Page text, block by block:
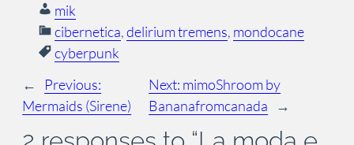
mik
cibernetica, delirium tremens, mondocane
cyberpunk
←
Previous:
Mermaids (Sirene)
Next: mimoShroom by
Bananafromcanada
→